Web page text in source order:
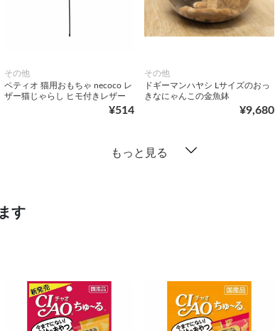
その他
ペティオ 猫用おもちゃ necoco レ
ザー猫じゃらし ヒモ付きレザー
¥514
その他
ドギーマンハヤシ Lサイズのおっ
きなにゃんこの金魚鉢
¥9,680
もっと見る
す